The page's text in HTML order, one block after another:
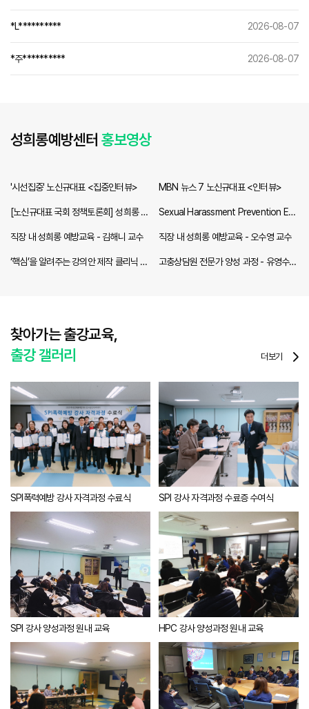
*L********** 2026-08-07
*주********** 2026-08-07
성희롱예방센터 홍보영상
'시선집중' 노신규대표 <집중인터뷰> MBN 뉴스 7 노신규대표 <인터뷰>
[노신규대표 국회 정책토론회] 성희롱 2
Sexual Harassment Prevention Edu
직장 내 성희롱 예방교육 - 김해니 교수
직장 내 성희롱 예방교육 - 오수영 교수
‘핵심’을 알려주는 강의안 제작 클리닉 -
고충상담원 전문가 양성 과정 - 유영수
찾아가는 출강교육,
출강 갤러리
더보기
SPI폭력예방 강사 자격과정 수료식 SPI 강사 자격과정 수료증 수여식
SPI 강사 양성과정 원내 교육 HPC 강사 양성과정 원내 교육